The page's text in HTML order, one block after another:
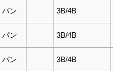
パン 3B/4B
パン 3B/4B
パン 3B/4B